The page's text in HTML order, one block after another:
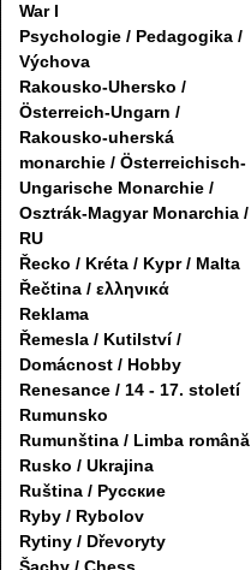
War I
Psychologie / Pedagogika /
Výchova
Rakousko-Uhersko /
Österreich-Ungarn /
Rakousko-uherská
monarchie / Österreichisch-
Ungarische Monarchie /
Osztrák-Magyar Monarchia /
RU
Řecko / Kréta / Kypr / Malta
Řečtina / ελληνικά
Reklama
Řemesla / Kutilství /
Domácnost / Hobby
Renesance / 14 - 17. století
Rumunsko
Rumunština / Limba română
Rusko / Ukrajina
Ruština / Русские
Ryby / Rybolov
Rytiny / Dřevoryty